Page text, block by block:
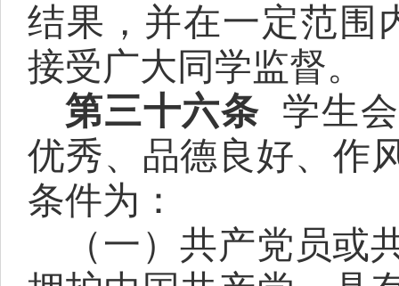
结果，并在一定范围
接受广大同学监督。
第三十六条 学生
优秀、品德良好、作
条件为：
（一）共产党员或